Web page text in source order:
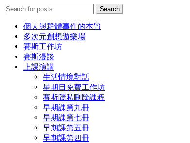
Search
for:
Search
個人與群體事件的本質
多次元創想遊樂場
賽斯工作坊
賽斯漫談
上課演講
生活情境對話
星期日免費工作坊
賽斯隱私刪除課程
早期課第九冊
早期課第七冊
早期課第五冊
早期課第四冊